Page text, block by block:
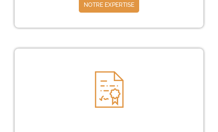
NOTRE EXPERTISE